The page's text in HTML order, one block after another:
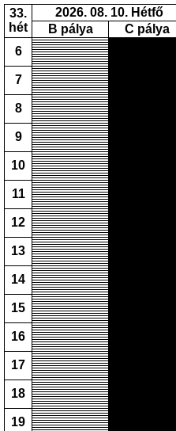
33.
hét
2026. 08. 10. Hétfő
B pálya
C pálya
6
7
8
9
10
11
12
13
14
15
16
17
18
19